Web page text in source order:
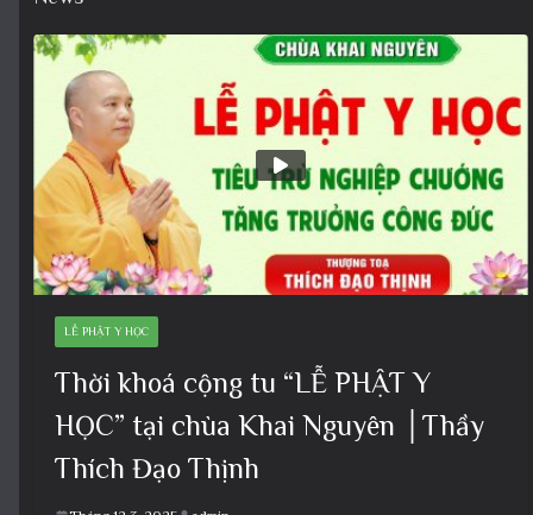
LỄ PHẬT Y HỌC
Thời khoá cộng tu “LỄ PHẬT Y
HỌC” tại chùa Khai Nguyên │Thầy
Thích Đạo Thịnh